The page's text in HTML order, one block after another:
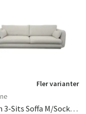
Fler varianter
Bloom 3-Sits Soffa M/sockel Sand